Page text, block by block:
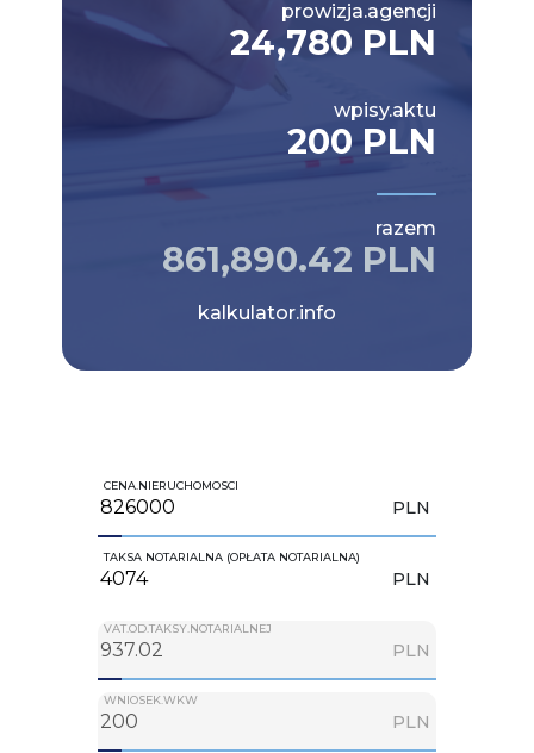
prowizja.agencji
24,780 PLN
wpisy.aktu
200 PLN
razem
861,890.42 PLN
kalkulator.info
CENA.NIERUCHOMOSCI
PLN
TAKSA NOTARIALNA (OPŁATA NOTARIALNA)
PLN
VAT.OD.TAKSY.NOTARIALNEJ
PLN
WNIOSEK.WKW
PLN